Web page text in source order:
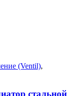
(Ventil),
стальной